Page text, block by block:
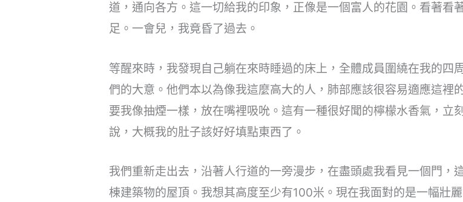
道，通向各方。這一切給我的印象，正像是一個富人的花園。看著看
足。一會兒，我竟昏了過去。
等醒來時，我發現自己躺在來時睡過的床上，全體成員圍繞在我的四
們的大意。他們本以為像我這麼高大的人，肺部應該很容易適應這裡
要我像抽煙一樣，放在嘴裡吸吮。這有一種很好聞的檸檬水香氣，立
說，大概我的肚子該好好填點東西了。
我們重新走出去，沿著人行道的一旁漫步，在盡頭處我看見一個門，
棟建築物的屋頂。我想其高度至少有100米。現在我面對的是一幅壯